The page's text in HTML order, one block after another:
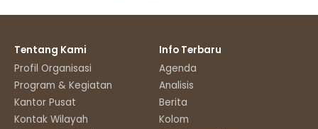
Tentang Kami
Profil Organisasi
Program & Kegiatan
Kantor Pusat
Kontak Wilayah
Info Terbaru
Agenda
Analisis
Berita
Kolom